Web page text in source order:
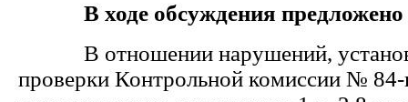
В ходе обсуждения
В отношении нарушений,
проверки Контрольной комиссии №